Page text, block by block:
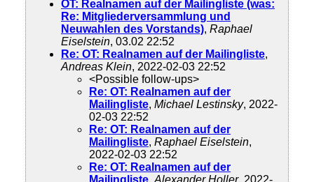
OT: Realnamen auf der Mailingliste (was:
Re: Mitgliederversammlung und
Neuwahlen des Vorstands), Raphael
Eiselstein, 03.02 22:52
Re: OT: Realnamen auf der Mailingliste,
Andreas Klein, 2022-02-03 22:52
<Possible follow-ups>
Re: OT: Realnamen auf der
Mailingliste, Michael Lestinsky, 2022-
02-03 22:52
Re: OT: Realnamen auf der
Mailingliste, Raphael Eiselstein,
2022-02-03 22:52
Re: OT: Realnamen auf der
Mailingliste, Alexander Holler, 2022-